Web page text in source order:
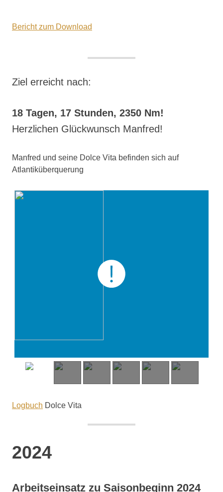
Bericht zum Download
Ziel erreicht nach:
18 Tagen, 17 Stunden, 2350 Nm!
Herzlichen Glückwunsch Manfred!
Manfred und seine Dolce Vita befinden sich auf
Atlantiküberquerung
Logbuch Dolce Vita
2024
Arbeitseinsatz zu Saisonbeginn 2024